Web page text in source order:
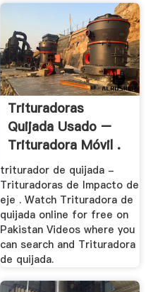
Trituradoras
Quijada Usado –
Trituradora Móvil .
triturador de quijada -
Trituradoras de Impacto de
eje . Watch Trituradora de
quijada online for free on
Pakistan Videos where you
can search and Trituradora
de quijada.